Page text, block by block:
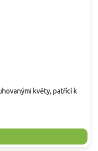
květy, patřící k